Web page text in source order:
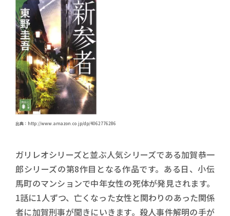
出典：http://www.amazon.co.jp/dp/4062776286
ガリレオシリーズと並ぶ人気シリーズである加賀恭一
郎シリーズの第8作目となる作品です。ある日、小伝
馬町のマンションで中年女性の死体が発見されます。
1話に1人ずつ、亡くなった女性と関わりのあった関係
者に加賀刑事が聞きにいきます。殺人事件解明の手が